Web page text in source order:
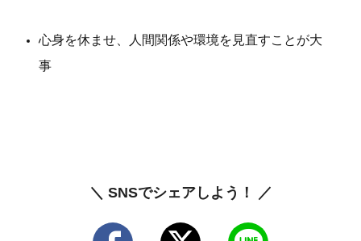
心身を休ませ、人間関係や環境を見直すことが大
事
＼ SNSでシェアしよう！ ／